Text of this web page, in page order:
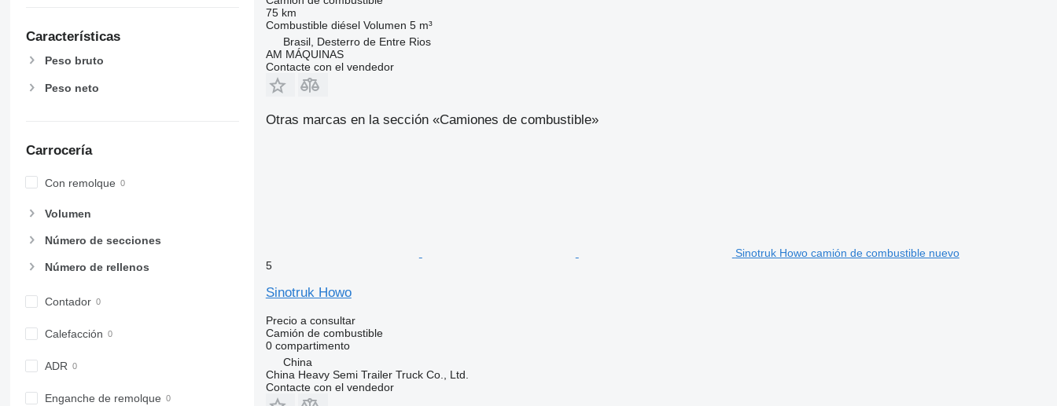
Características
Peso bruto
Peso neto
Carrocería
Con remolque
Volumen
Número de secciones
Número de rellenos
Contador
Calefacción
ADR
Enganche de remolque
75 km
Combustible diésel Volumen 5 m³
Brasil, Desterro de Entre Rios
AM MÁQUINAS
Contacte con el vendedor
Otras marcas en la sección «Camiones de combustible»
Sinotruk Howo camión de combustible nuevo
5
Sinotruk Howo
Precio a consultar
Camión de combustible
0 compartimento
China
China Heavy Semi Trailer Truck Co., Ltd.
Contacte con el vendedor